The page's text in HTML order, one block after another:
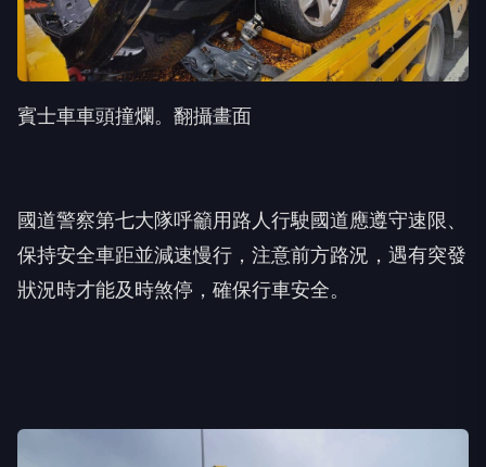
賓士車車頭撞爛。翻攝畫面
國道警察第七大隊呼籲用路人行駛國道應遵守速限、
保持安全車距並減速慢行，注意前方路況，遇有突發
狀況時才能及時煞停，確保行車安全。